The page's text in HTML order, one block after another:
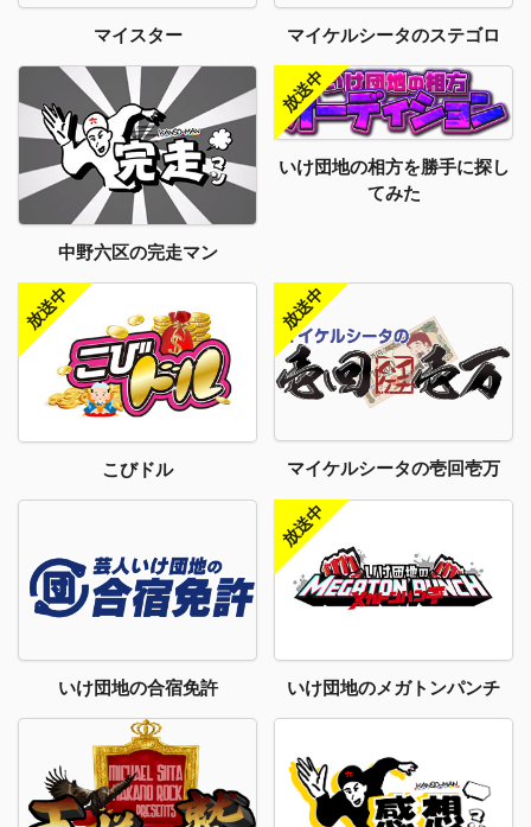
マイスター マイケルシータのステゴロ
中野六区の完走マン
いけ団地の相方を勝手に探し
てみた
こびドル マイケルシータの壱回壱万
いけ団地の合宿免許 いけ団地のメガトンパンチ